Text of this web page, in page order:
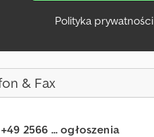
Polityka prywatności
& Fax
+49 2566 ... ogłoszenia